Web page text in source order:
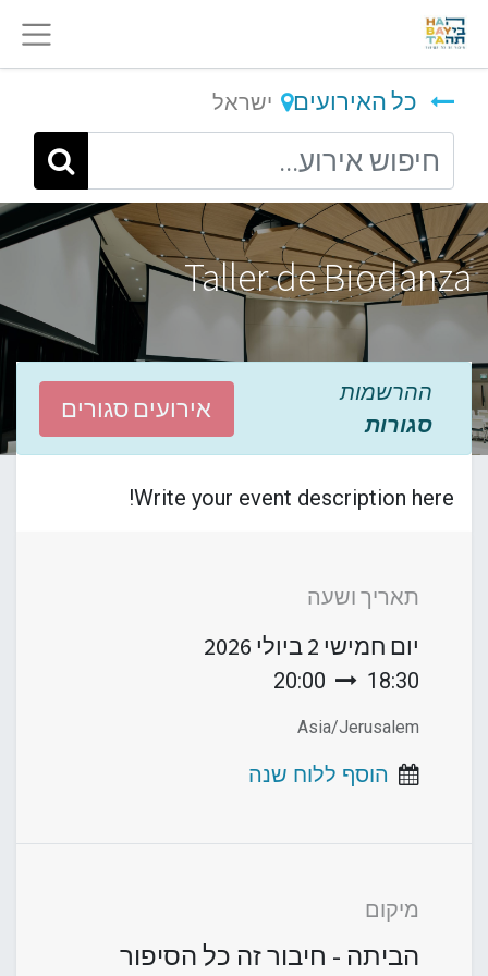
כל האירועים ישראל
Taller de Biodanza
ההרשמות
סגורות
אירועים סגורים
Write your event description here!
תאריך ושעה
יום חמישי 2 ביולי 2026
18:30
20:00
Asia/Jerusalem
הוסף ללוח שנה
מיקום
הביתה - חיבור זה כל הסיפור